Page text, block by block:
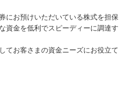
にお預けいただいている株式を担保
資金を低利でスピーディーに調達す
てお客さまの資金ニーズにお役立て